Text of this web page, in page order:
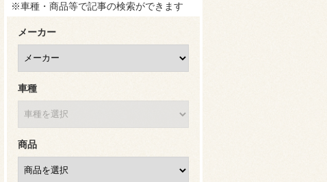
※車種・商品等で記事の検索ができます
メーカー
車種
商品